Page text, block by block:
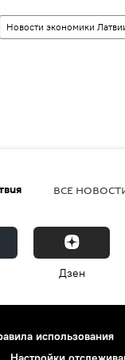
Новости экономики
ВСЕ
Дзен
использования